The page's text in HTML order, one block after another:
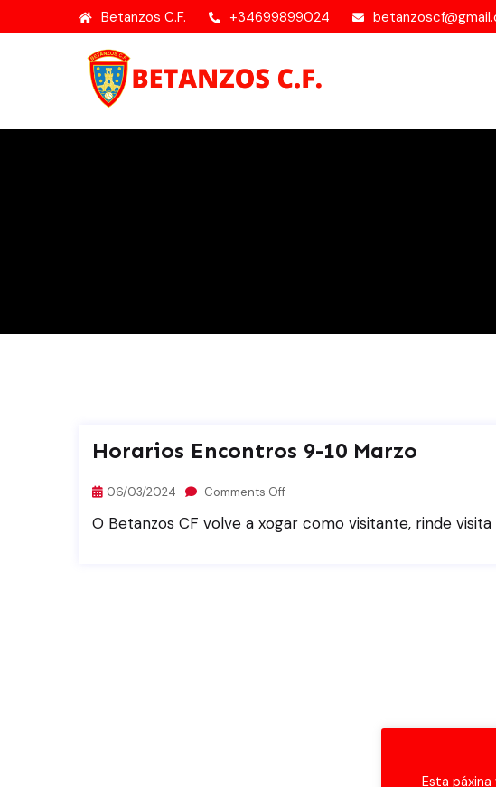
Betanzos C.F. +34699899024
Horarios Encontros 9-10 Marzo
06/03/2024 Comments Off
O Betanzos CF volve a xogar como visitante, rinde
Esta